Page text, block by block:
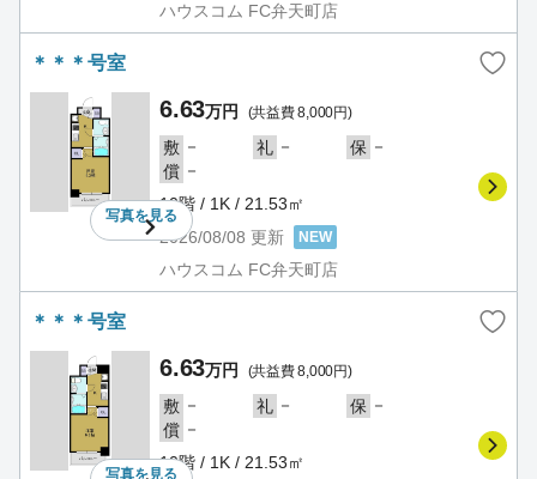
ハウスコム FC弁天町店
＊＊＊号室
写真を見る
6.63万円 (共益費 8,000円)
敷 － 礼 － 保 －
償 －
10階 / 1K / 21.53㎡
2026/08/08 更新 NEW
ハウスコム FC弁天町店
＊＊＊号室
写真を見る
6.63万円 (共益費 8,000円)
敷 － 礼 － 保 －
償 －
10階 / 1K / 21.53㎡